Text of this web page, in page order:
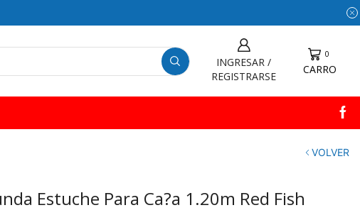
INGRESAR /
REGISTRARSE
0
CARRO
VOLVER
Estuche Para Ca?a 1.20m Red Fish